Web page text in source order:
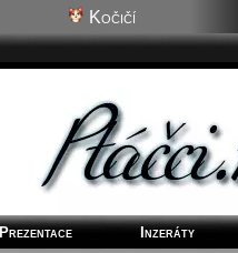
Kočičí
Prezentace Inzeráty